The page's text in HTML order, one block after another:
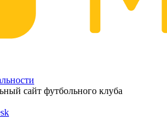
сайт футбольного клуба